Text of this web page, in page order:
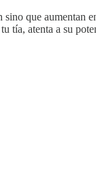
que aumentan
tía, atenta a su